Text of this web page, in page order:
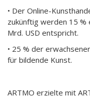
• Der Online-
zukünftig werden 15 %
Mrd. USD entspricht.
• 25 % der
für bildende Kunst.
ARTMO erzielte mit